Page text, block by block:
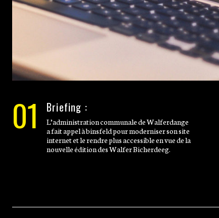
01 Briefing :
L’administration communale de Walferdange
a fait appel à binsfeld pour moderniser son site
internet et le rendre plus accessible en vue de la
nouvelle édition des Walfer Bicherdeeg.